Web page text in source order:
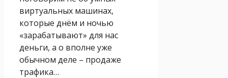
виртуальных машинах,
которые днём и ночью
«зарабатывают» для нас
деньги, а о вполне уже
обычном деле – продаже
трафика…